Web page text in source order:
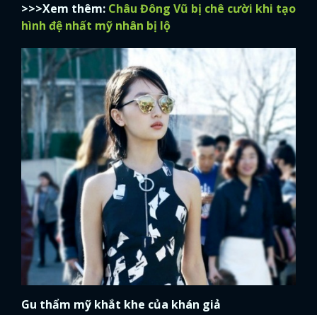
>>>Xem thêm: Châu Đông Vũ bị chê cười khi tạo
hình đệ nhất mỹ nhân bị lộ
Gu thẩm mỹ khắt khe của khán giả